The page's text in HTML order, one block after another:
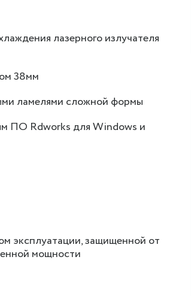
лазерного излучателя
38мм
ламелями сложной формы
ПО Rdworks для Windows и
эксплуатации, защищенной от
мощности